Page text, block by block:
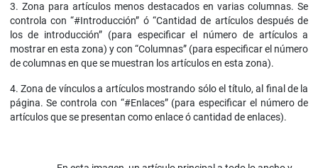
3. Zona para artículos menos destacados en varias columnas. Se
controla con “#Introducción” ó “Cantidad de artículos después de
los de introducción” (para especificar el número de artículos a
mostrar en esta zona) y con “Columnas” (para especificar el número
de columnas en que se muestran los artículos en esta zona).
4. Zona de vínculos a artículos mostrando sólo el título, al final de la
página. Se controla con “#Enlaces” (para especificar el número de
artículos que se presentan como enlace ó cantidad de enlaces).